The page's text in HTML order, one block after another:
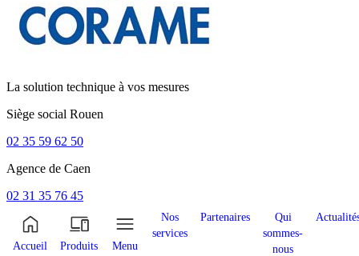
La solution technique à vos mesures
Siège social Rouen
02 35 59 62 50
Agence de Caen
02 31 35 76 45
Accueil Produits Menu
Nos
services
Partenaires
Qui
sommes-
nous